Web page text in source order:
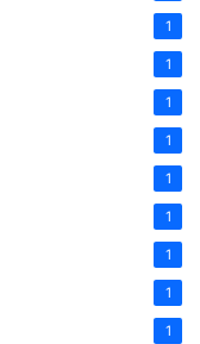
1
1
1
1
1
1
1
1
1